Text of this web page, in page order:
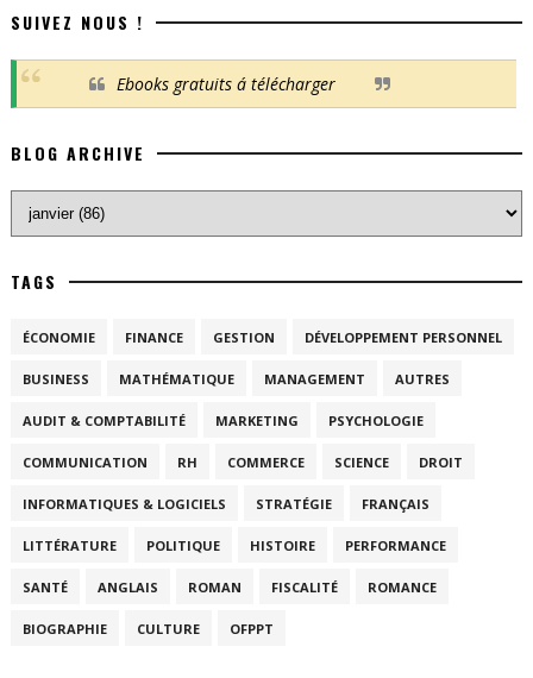
SUIVEZ NOUS !
Ebooks gratuits á télécharger
BLOG ARCHIVE
TAGS
ÉCONOMIE FINANCE GESTION DÉVELOPPEMENT PERSONNEL
BUSINESS MATHÉMATIQUE MANAGEMENT AUTRES
AUDIT & COMPTABILITÉ MARKETING PSYCHOLOGIE
COMMUNICATION RH COMMERCE SCIENCE DROIT
INFORMATIQUES & LOGICIELS STRATÉGIE FRANÇAIS
LITTÉRATURE POLITIQUE HISTOIRE PERFORMANCE
SANTÉ ANGLAIS ROMAN FISCALITÉ ROMANCE
BIOGRAPHIE CULTURE OFPPT